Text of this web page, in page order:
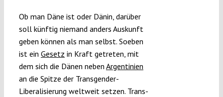
Submissions
Funding
Projects
Ob man Däne ist oder Dänin, darüber
soll künftig niemand anders Auskunft
geben können als man selbst. Soeben
ist ein Gesetz in Kraft getreten, mit
dem sich die Dänen neben Argentinien
an die Spitze der Transgender-
Liberalisierung weltweit setzen. Trans-